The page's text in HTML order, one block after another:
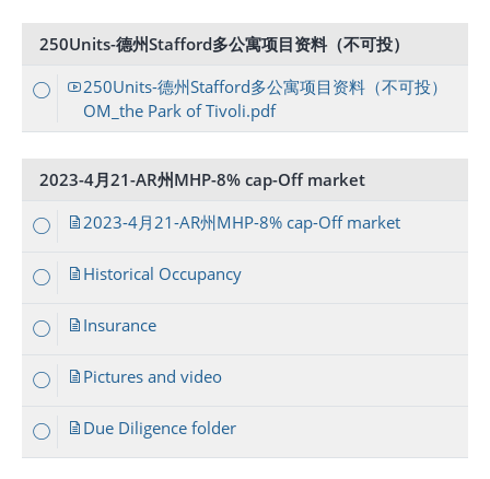
250Units-德州Stafford多公寓项目资料（不可投）
250Units-德州Stafford多公寓项目资料（不可投）
OM_the Park of Tivoli.pdf
2023-4月21-AR州MHP-8% cap-Off market
2023-4月21-AR州MHP-8% cap-Off market
Historical Occupancy
Insurance
Pictures and video
Due Diligence folder